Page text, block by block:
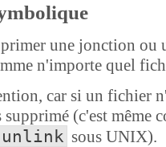
une jonction
n'importe quel
car si un fichier
(c'est même
unlink sous UNIX).